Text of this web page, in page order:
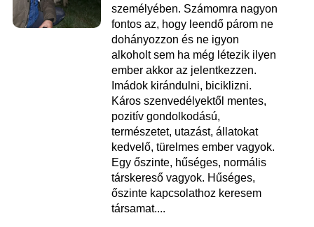
személyében. Számomra nagyon
fontos az, hogy leendő párom ne
dohányozzon és ne igyon
alkoholt sem ha még létezik ilyen
ember akkor az jelentkezzen.
Imádok kirándulni, biciklizni.
Káros szenvedélyektől mentes,
pozitív gondolkodású,
természetet, utazást, állatokat
kedvelő, türelmes ember vagyok.
Egy őszinte, hűséges, normális
társkereső vagyok. Hűséges,
őszinte kapcsolathoz keresem
társamat....